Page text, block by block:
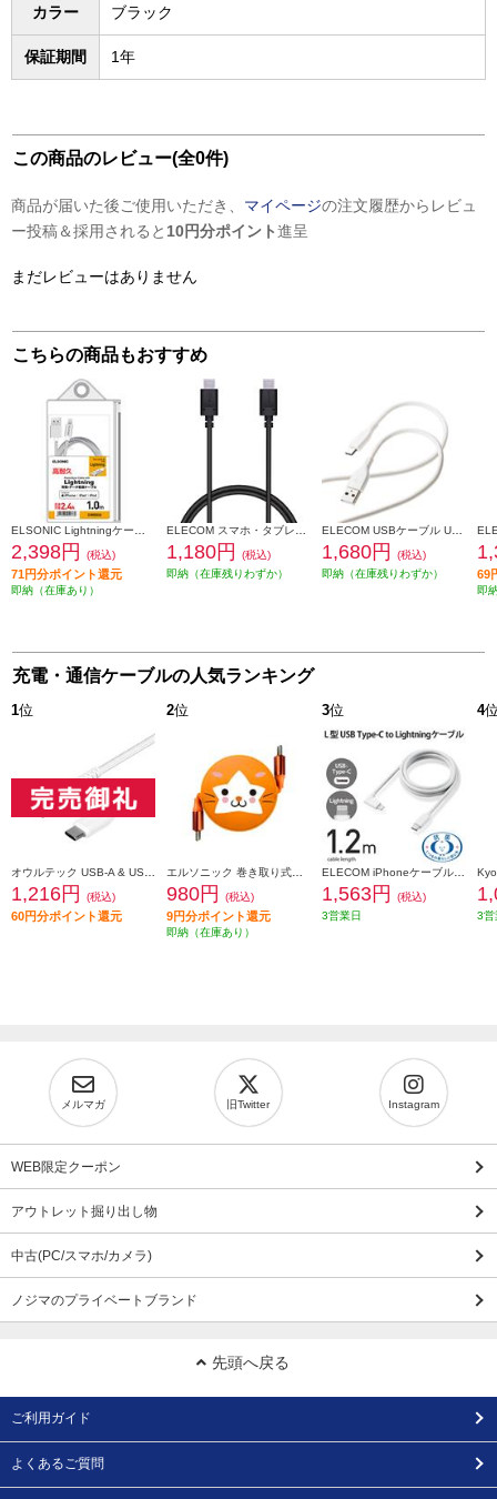
カラー ブラック
保証期間 1年
この商品のレビュー(全0件)
商品が届いた後ご使用いただき、 マイページの注文履歴からレビュ
ー投稿＆採用されると 10円分ポイント進呈
まだレビューはありません
こちらの商品もおすすめ
2,398円 (税込)
71円分ポイント還元
即納（在庫あり）
1,180円
(税込)
即納（在庫残りわずか）
1,680円
(税込)
即納（在庫残りわずか）
69
即
充電・通信ケーブルの人気ランキング
1位
1,216円 (税込)
60円分ポイント還元
2位
980円 (税込)
9円分ポイント還元
即納（在庫あり）
3位
1,563円
(税込)
3営業日
4
3営
メルマガ 旧Twitter Instagram
WEB限定クーポン
アウトレット掘り出し物
中古(PC/スマホ/カメラ)
ノジマのプライベートブランド
先頭へ戻る
ご利用ガイド
よくあるご質問